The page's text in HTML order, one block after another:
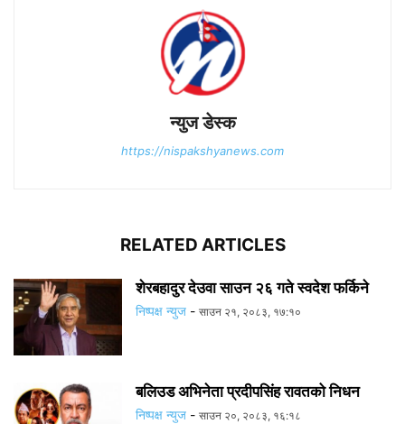
न्युज डेस्क
https://nispakshyanews.com
RELATED ARTICLES
शेरबहादुर देउवा साउन २६ गते स्वदेश फर्किने
निष्पक्ष न्युज - साउन २१, २०८३, १७:१०
बलिउड अभिनेता प्रदीपसिंह रावतको निधन
निष्पक्ष न्युज - साउन २०, २०८३, १६:१८